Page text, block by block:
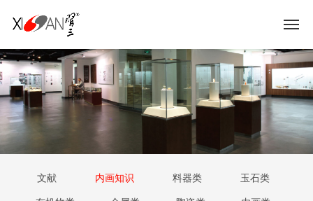
文献 内画知识 料器类 玉石类